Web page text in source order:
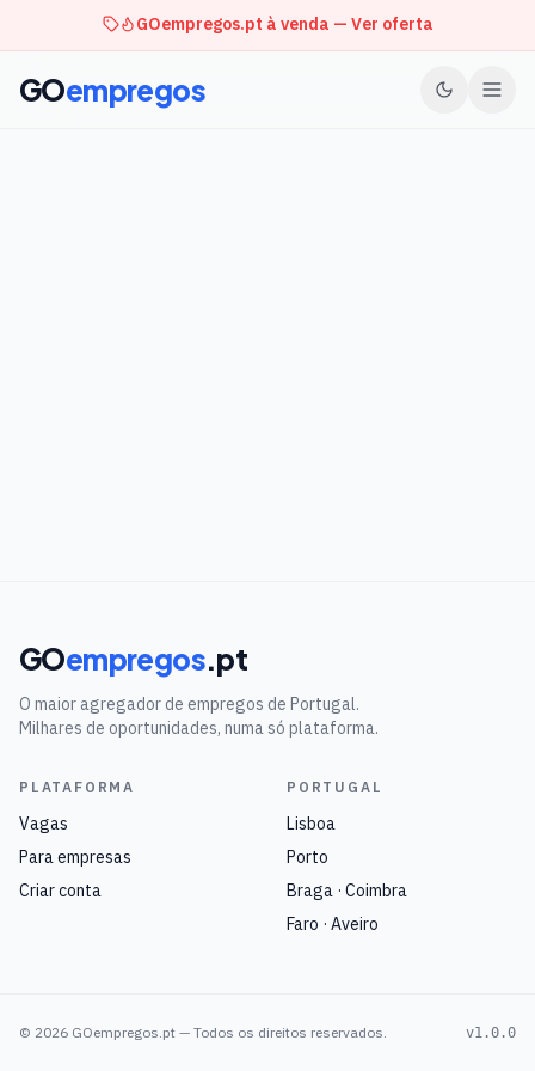
GOempregos.pt à venda — Ver oferta
GOempregos
GOempregos.pt
O maior agregador de empregos de Portugal.
Milhares de oportunidades, numa só plataforma.
PLATAFORMA
Vagas
Para empresas
Criar conta
PORTUGAL
Lisboa
Porto
Braga · Coimbra
Faro · Aveiro
© 2026 GOempregos.pt — Todos os direitos reservados. v1.0.0